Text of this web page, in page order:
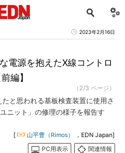
2023年2月16日
電源を抱えたX線コントロ
編】
（2/3 ページ）
と思われる基板検査装置に使用さ
ニット」の修理の様子を報告す
[ 山平豊（Rimos）
，EDN Japan]
PC用表示
関連情報